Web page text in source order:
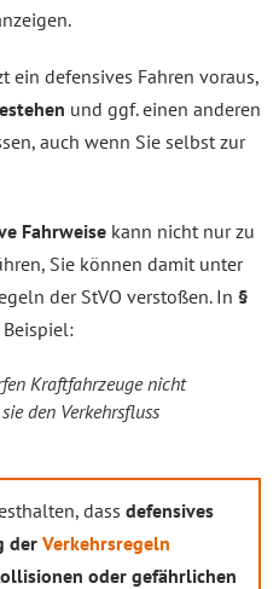
ein defensives Fahren voraus,
und ggf. einen anderen
auch wenn Sie selbst zur
Fahrweise kann nicht nur zu
Sie können damit unter
der StVO verstoßen. In §
Kraftfahrzeuge nicht
den Verkehrsfluss
dass defensives
der Verkehrsregeln
oder gefährlichen